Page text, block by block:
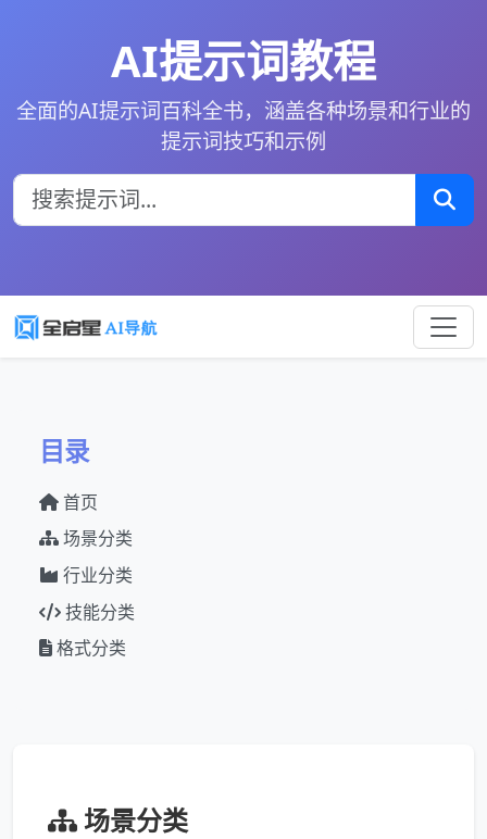
AI提示词教程
全面的AI提示词百科全书，涵盖各种场景和行业的
提示词技巧和示例
目录
首页
场景分类
行业分类
技能分类
格式分类
场景分类